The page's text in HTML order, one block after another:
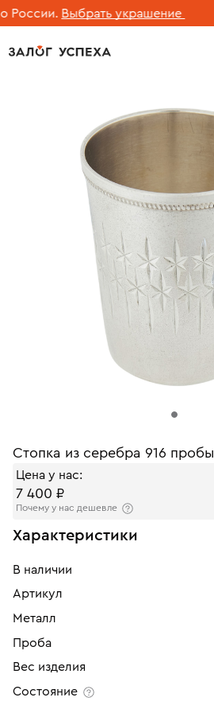
Выбрать украшение
Стопка из серебра 916 пробы
Цена у нас:
7 400 ₽
Почему у нас дешевле
Характеристики
В наличии
Артикул
Металл
Проба
Вес изделия
Состояние